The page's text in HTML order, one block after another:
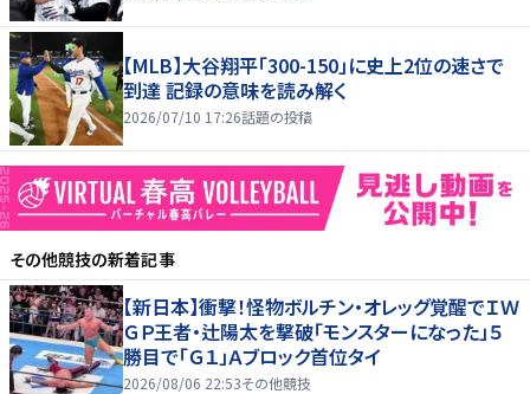
【MLB】大谷翔平「300-150」に史上2位の速さで
到達 記録の意味を読み解く
2026/07/10 17:26話題の投稿
その他競技の新着記事
【新日本】衝撃！怪物ボルチン・オレッグ覚醒でＩＷ
ＧＰ王者・辻陽太を撃破「モンスターになった」５
勝目で「Ｇ１」Ａブロック首位タイ
2026/08/06 22:53その他競技